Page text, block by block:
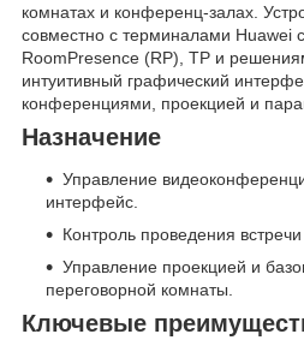
комнатах и конференц-залах.
совместно с терминалами Huawei
RoomPresence (RP), TP и
интуитивный графический
конференциями, проекцией и
Назначение
Управление
интерфейс.
Контроль проведения
Управление проекцией и
переговорной комнаты.
Ключевые